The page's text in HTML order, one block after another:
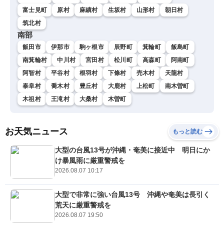
富士見町
原村 麻績村 生坂村 山形村
朝日村
筑北村
南部
飯田市 伊那市 駒ヶ根市 辰野町 箕輪町
飯島町
南箕輪村
中川村 宮田村 松川町 高森町
阿南町
阿智村
平谷村 根羽村 下條村 売木村
天龍村
泰阜村
喬木村 豊丘村 大鹿村 上松町
南木曽町
木祖村
王滝村 大桑村 木曽町
お天気ニュース もっと読む
大型の台風13号が沖縄・奄美に接近中 明日にか
け暴風雨に厳重警戒を
2026.08.07 10:17
大型で非常に強い台風13号 沖縄や奄美は長引く
荒天に厳重警戒を
2026.08.07 19:50